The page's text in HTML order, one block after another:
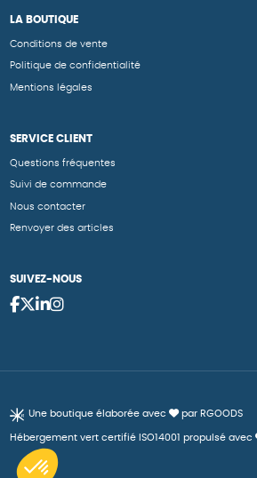
LA BOUTIQUE
Conditions de vente
Politique de confidentialité
Mentions légales
SERVICE CLIENT
Questions fréquentes
Suivi de commande
Nous contacter
Renvoyer des articles
SUIVEZ-NOUS
Une boutique élaborée avec par RGOODS
Hébergement vert certifié ISO14001 propulsé avec